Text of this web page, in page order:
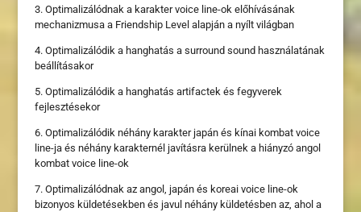
3. Optimalizálódnak a karakter voice line-ok előhívásának
mechanizmusa a Friendship Level alapján a nyílt világban
4. Optimalizálódik a hanghatás a surround sound használatának
beállításakor
5. Optimalizálódik a hanghatás artifactek és fegyverek
fejlesztésekor
6. Optimalizálódik néhány karakter japán és kínai kombat voice
line-ja és néhány karakternél javításra kerülnek a hiányzó angol
kombat voice line-ok
7. Optimalizálódnak az angol, japán és koreai voice line-ok
bizonyos küldetésekben és javul néhány küldetésben az, ahol a